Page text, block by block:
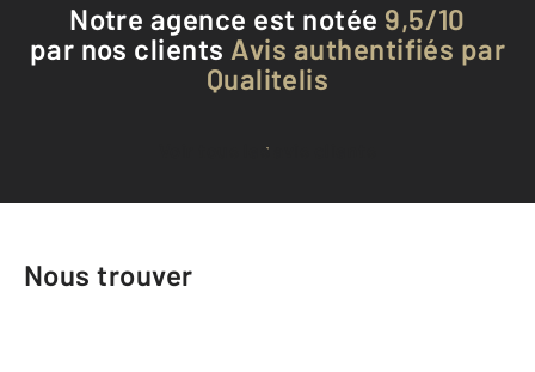
Notre agence est notée 9,5/10
par nos clients Avis authentifiés par
Qualitelis
Voir tous les avis clients
Nous trouver